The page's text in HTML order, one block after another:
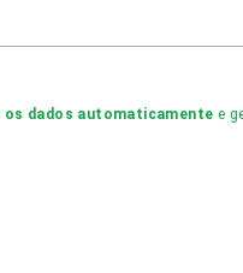
os dados automaticamente e